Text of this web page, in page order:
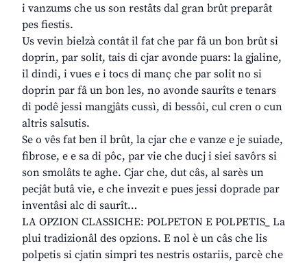
i vanzums che us son restâts dal gran brût preparât
pes fiestis.
Us vevin bielzà contât il fat che par fâ un bon brût si
doprin, par solit, tais di cjar avonde puars: la gjaline,
il dindi, i vues e i tocs di manç che par solit no si
doprin par fâ un bon les, no avonde saurîts e tenars
di podê jessi mangjâts cussì, di bessôi, cul cren o cun
altris salsutis.
Se o vês fat ben il brût, la cjar che e vanze e je suiade,
fibrose, e e sa di pôc, par vie che ducj i siei savôrs si
son smolâts te aghe. Cjar che, dut câs, al sarès un
pecjât butâ vie, e che invezit e pues jessi doprade par
inventâsi alc di saurît…
LA OPZION CLASSICHE: POLPETON E POLPETIS_ La
plui tradizionâl des opzions. E nol è un câs che lis
polpetis si cjatin simpri tes nestris ostariis, parcè che